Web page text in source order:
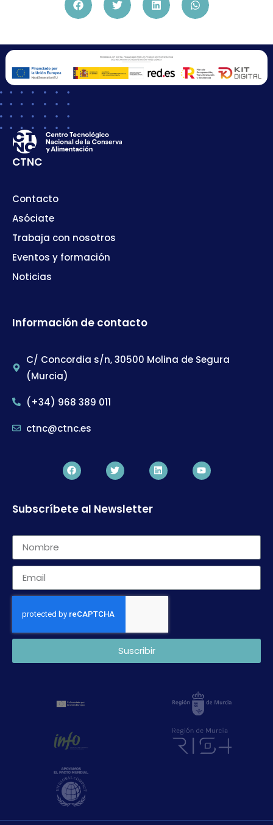
CTNC
Contacto
Asóciate
Trabaja con nosotros
Eventos y formación
Noticias
Información de contacto
C/ Concordia s/n, 30500 Molina de Segura
(Murcia)
(+34) 968 389 011
ctnc@ctnc.es
Subscríbete al Newsletter
Suscribir